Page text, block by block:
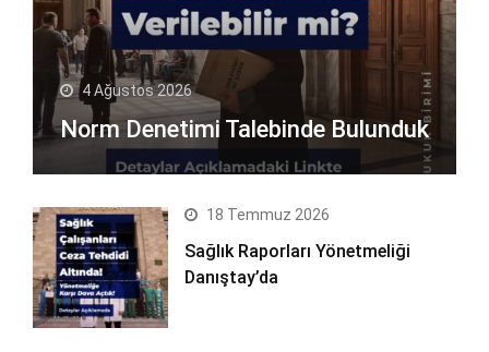
4 Ağustos 2026
Norm Denetimi Talebinde Bulunduk
18 Temmuz 2026
Sağlık Raporları Yönetmeliği
Danıştay’da